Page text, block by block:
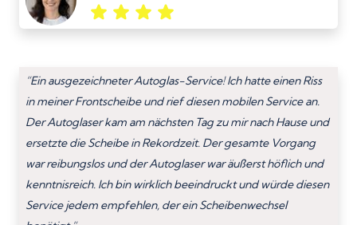
“Ein ausgezeichneter Autoglas-Service! Ich hatte einen Riss
in meiner Frontscheibe und rief diesen mobilen Service an.
Der Autoglaser kam am nächsten Tag zu mir nach Hause und
ersetzte die Scheibe in Rekordzeit. Der gesamte Vorgang
war reibungslos und der Autoglaser war äußerst höflich und
kenntnisreich. Ich bin wirklich beeindruckt und würde diesen
Service jedem empfehlen, der ein Scheibenwechsel